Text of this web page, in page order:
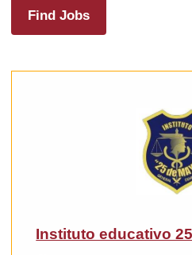
Find Jobs
Instituto educativo